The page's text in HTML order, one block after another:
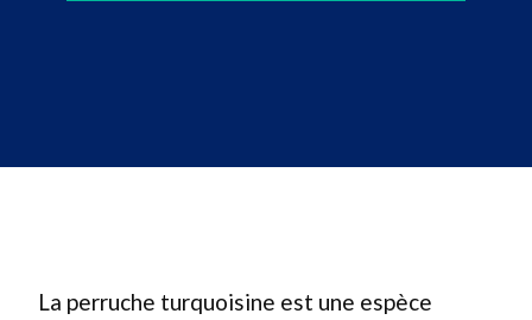
La perruche turquoisine est une espèce